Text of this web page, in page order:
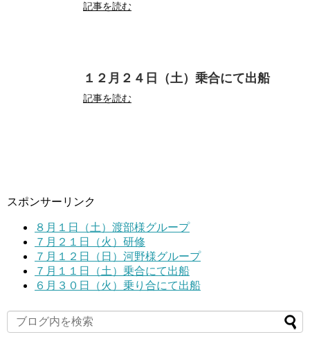
記事を読む
１２月２４日（土）乗合にて出船
記事を読む
スポンサーリンク
８月１日（土）渡部様グループ
７月２１日（火）研修
７月１２日（日）河野様グループ
７月１１日（土）乗合にて出船
６月３０日（火）乗り合にて出船